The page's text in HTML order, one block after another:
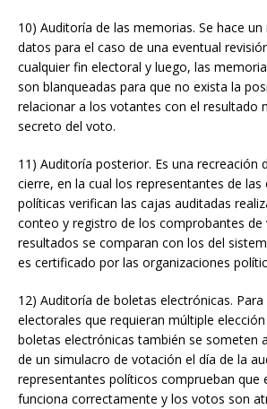
10) Auditoría de las memorias. Se hace
datos para el caso de una eventual
cualquier fin electoral y luego, las
son blanqueadas para que no exista la
relacionar a los votantes con el resultado
secreto del voto.
11) Auditoría posterior. Es una recreación
cierre, en la cual los representantes de las
políticas verifican las cajas auditadas
conteo y registro de los comprobantes de
resultados se comparan con los del
es certificado por las organizaciones
12) Auditoría de boletas electrónicas.
electorales que requieran múltiple
boletas electrónicas también se someten
de un simulacro de votación el día de la
representantes políticos comprueban que
funciona correctamente y los votos son